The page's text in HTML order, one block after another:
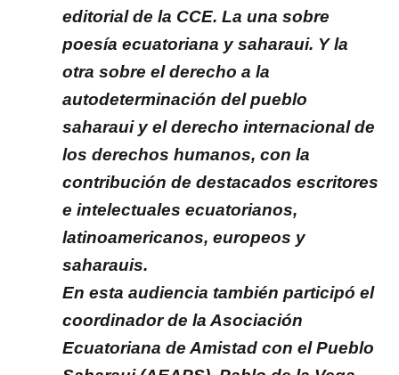
editorial de la CCE. La una sobre
poesía ecuatoriana y saharaui. Y la
otra sobre el derecho a la
autodeterminación del pueblo
saharaui y el derecho internacional de
los derechos humanos, con la
contribución de destacados escritores
e intelectuales ecuatorianos,
latinoamericanos, europeos y
saharauis.
En esta audiencia también participó el
coordinador de la Asociación
Ecuatoriana de Amistad con el Pueblo